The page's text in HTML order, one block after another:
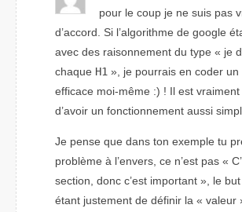
pour le coup je ne suis pas
d’accord. Si l’algorithme de google
avec des raisonnement du type « je
chaque H1 », je pourrais en coder un
efficace moi-même :) ! Il est
d’avoir un fonctionnement aussi
Je pense que dans ton exemple tu
problème à l’envers, ce n’est pas
section, donc c’est important
, le
étant justement de définir la « valeur